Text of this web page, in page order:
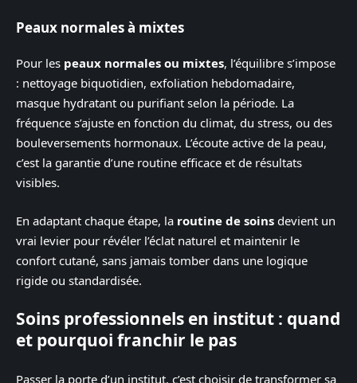
Peaux normales à mixtes
Pour les peaux normales ou mixtes, l’équilibre s’impose
: nettoyage biquotidien, exfoliation hebdomadaire,
masque hydratant ou purifiant selon la période. La
fréquence s’ajuste en fonction du climat, du stress, ou des
bouleversements hormonaux. L’écoute active de la peau,
c’est la garantie d’une routine efficace et de résultats
visibles.
En adaptant chaque étape, la routine de soins devient un
vrai levier pour révéler l’éclat naturel et maintenir le
confort cutané, sans jamais tomber dans une logique
rigide ou standardisée.
Soins professionnels en institut : quand
et pourquoi franchir le pas
Passer la porte d’un institut, c’est choisir de transformer sa